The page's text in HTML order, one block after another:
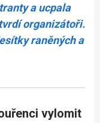
a ucpala
organizátoři.
raněných a
vylomit